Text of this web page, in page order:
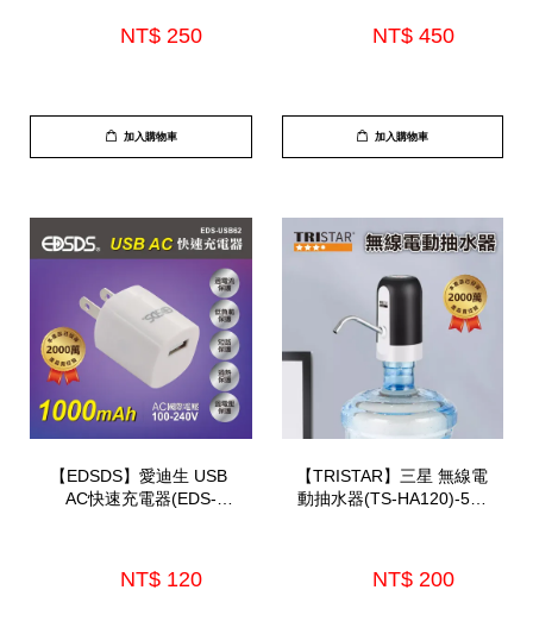
NT$ 250
加入購物車
NT$ 450
加入購物車
【EDSDS】愛迪生 USB
AC快速充電器(EDS-
NT$ 120
【TRISTAR】三星 無線電
動抽水器(TS-HA120)-5月
NT$ 200